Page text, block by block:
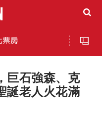
票房
巨石強森、克
誕老人火花滿